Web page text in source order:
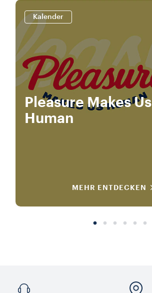
Kalender
Pleasure Makes Us
Human
MEHR ENTDECKEN